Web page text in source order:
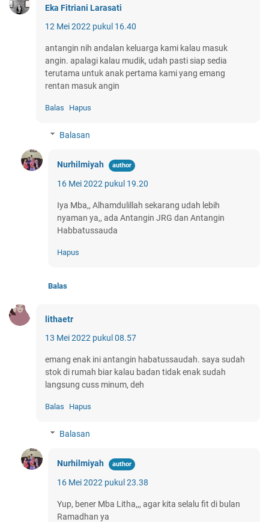
Eka Fitriani Larasati
12 Mei 2022 pukul 16.40
antangin nih andalan keluarga kami kalau masuk
angin. apalagi kalau mudik, udah pasti siap sedia
terutama untuk anak pertama kami yang emang
rentan masuk angin
Balas Hapus
Balasan
Nurhilmiyah
16 Mei 2022 pukul 19.20
Iya Mba,, Alhamdulillah sekarang udah lebih
nyaman ya,, ada Antangin JRG dan Antangin
Habbatussauda
Hapus
Balas
lithaetr
13 Mei 2022 pukul 08.57
emang enak ini antangin habatussaudah. saya sudah
stok di rumah biar kalau badan tidak enak sudah
langsung cuss minum, deh
Balas Hapus
Balasan
Nurhilmiyah
16 Mei 2022 pukul 23.38
Yup, bener Mba Litha,,, agar kita selalu fit di bulan
Ramadhan ya